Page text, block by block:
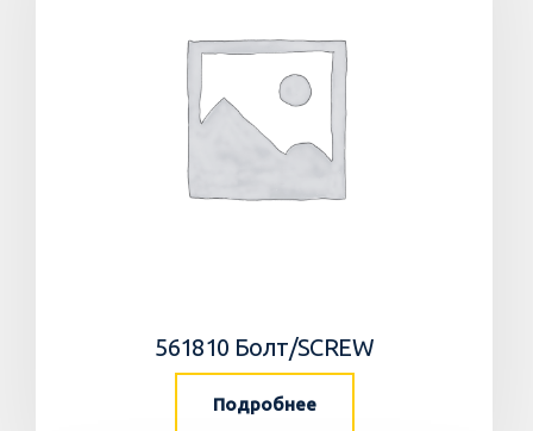
561810 Болт/SCREW
Подробнее